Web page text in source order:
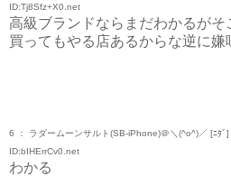
ID:Tj8Sfz+X0.net
高級ブランドならまだわかるが
買ってもやる店あるからな逆に嫌
6 ： ラダームーンサルト(SB-iPhone)＠＼(^o^)／ [ﾆﾀ
ID:bIHErrCv0.net
わかる